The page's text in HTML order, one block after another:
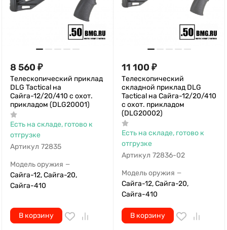
8 560 ₽
Телескопический приклад
DLG Tactical на
Сайга-12/20/410 с охот.
прикладом (DLG20001)
Есть на складе, готово к
отгрузке
Артикул 72835
Модель оружия —
Сайга-12, Сайга-20,
Сайга-410
В корзину
11 100 ₽
Телескопический
складной приклад DLG
Tactical на Сайга-12/20/410
с охот. прикладом
(DLG20002)
Есть на складе, готово к
отгрузке
Артикул 72836-02
Модель оружия —
Сайга-12, Сайга-20,
Сайга-410
В корзину